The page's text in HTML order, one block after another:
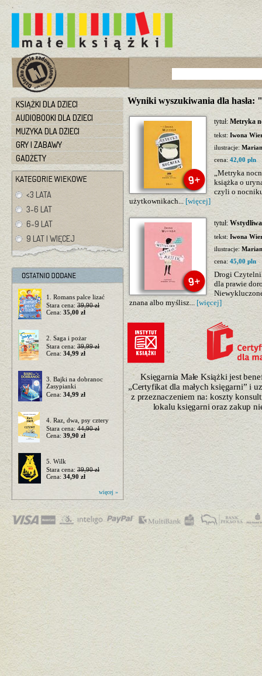
KSIĄŻKI DLA DZIECI
AUDIOBOOKI DLA DZIECI
MUZYKA DLA DZIECI
GRY I ZABAWY
GADŻETY
<3 LATA
3-6 LAT
6-9 LAT
9 LAT I WIĘCEJ
1. Romans palce lizać
Stara cena: 39,90 zł
Cena: 35,00 zł
2. Saga i pożar
Stara cena: 39,99 zł
Cena: 34,99 zł
3. Bajki na dobranoc
Zasypianki
Cena: 34,99 zł
4. Raz, dwa, psy cztery
Stara cena: 44,90 zł
Cena: 39,90 zł
5. Wilk
Stara cena: 39,90 zł
Cena: 34,90 zł
więcej »
Wyniki wyszukiwania dla
tytuł: Metryka
tekst: Iwona
ilustracje:
cena: 42,00 pln
„Metryka
książka o
czyli o
użytkownikach... [więcej]
tytuł:
tekst: Iwona
ilustracje:
cena: 45,00 pln
Drogi
dla prawie
znana albo myślisz... [więcej]
Księgarnia Małe Książki jest
„Certyfikat dla małych księgarni” i
z przeznaczeniem na: koszty
lokalu księgarni oraz zakup